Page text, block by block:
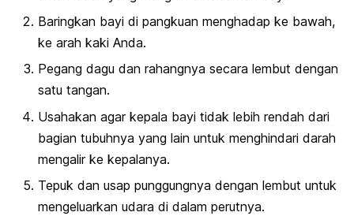
Baringkan bayi di pangkuan menghadap ke bawah,
ke arah kaki Anda.
Pegang dagu dan rahangnya secara lembut dengan
satu tangan.
Usahakan agar kepala bayi tidak lebih rendah dari
bagian tubuhnya yang lain untuk menghindari darah
mengalir ke kepalanya.
Tepuk dan usap punggungnya dengan lembut untuk
mengeluarkan udara di dalam perutnya.